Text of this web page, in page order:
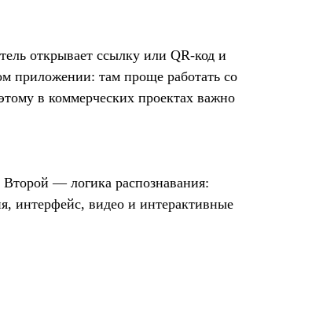
открывает ссылку или QR-код и
приложении: там проще работать со
в коммерческих проектах важно
— логика распознавания:
интерфейс, видео и интерактивные